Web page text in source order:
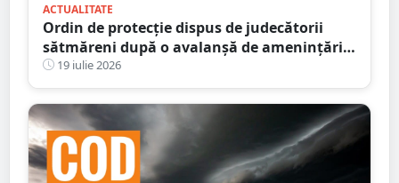
ACTUALITATE
Ordin de protecție dispus de judecătorii
sătmăreni după o avalanșă de amenințări
online. Răzbunarea unui fiu pe amanta
tatălui infidel
19 iulie 2026